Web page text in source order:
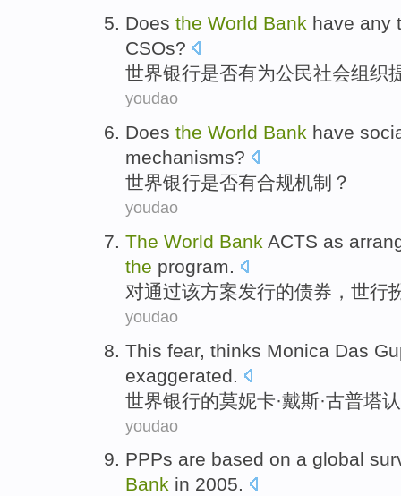
Does the World Bank have any
CSOs?
世界银行是否有为公民社会组织
youdao
Does the World Bank have
mechanisms?
世界银行是否有合规机制 ？
youdao
The World Bank ACTS as
the program.
对通过该方案发行的债券 ，世行
youdao
This fear, thinks Monica Das
exaggerated
世界银行的莫妮卡·戴斯·古普塔
youdao
PPPs are based on a global
Bank in 2005.